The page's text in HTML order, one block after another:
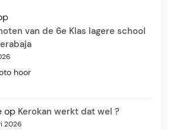
van de 6e Klas lagere school
hoor
op Kerokan werkt dat wel ?
2026